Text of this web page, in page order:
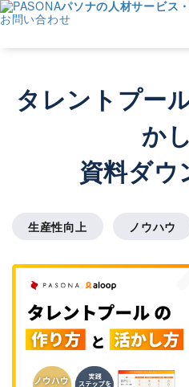
パソナの人材サービス
お問い合わせ
タレントプー
か
資料ダウ
生産性向上 ノウハウ